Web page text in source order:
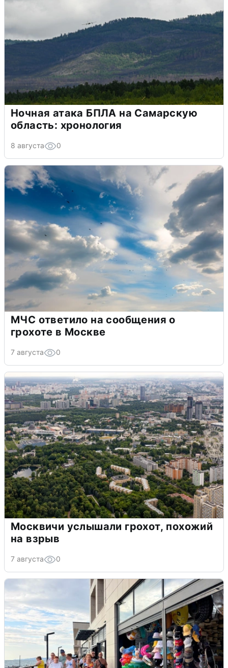
Ночная атака БПЛА на Самарскую
область: хронология
8 августа 0
МЧС ответило на сообщения о
грохоте в Москве
7 августа 0
Москвичи услышали грохот, похожий
на взрыв
7 августа 0